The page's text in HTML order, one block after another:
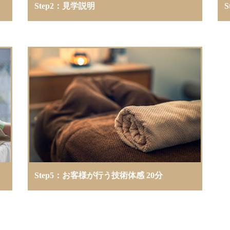
Step2：見学説明
Step5：お客様が行う技術体感 20分